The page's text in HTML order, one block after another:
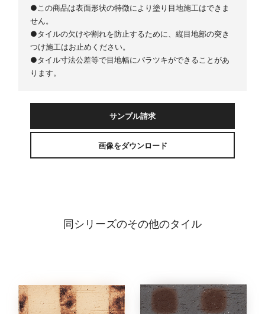
●この商品は表面形状の特徴により塗り目地施工はできま
せん。
●タイルの欠けや割れを防止するために、縦目地部の突き
つけ施工はお止めください。
●タイル寸法公差等で目地幅にバラツキができることがあ
ります。
サンプル請求
画像をダウンロード
同シリーズのその他のタイル